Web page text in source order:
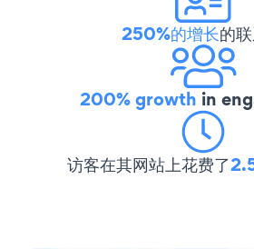
250%的增长的
200% growth in
访客在其网站上花费了